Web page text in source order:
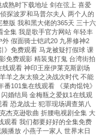
熟时下载地址 剑在弦上 喜爱
探波罗和马普尔夫人 两个人的
版 我和黑大佬的365天 三十六
全集 我是歌手官方网站 年轻丰
假面骑士铠武20 九界修神2
》免费观看 马龙被疑打假球 课
免费观影 精装鬼打鬼 台湾街拍
观看 神印王座伊莱克斯剧场
羊之灰太狼之决战次时代 不能
101集在线观看 《菜肉馄饨》
婚结局 金梅瓶之爱奴1在线观
恐龙战士 犯罪现场调查第八
杰克逊歌曲 折腰电视剧全集 大
观看 我们都要好好的全集免费
播放 小燕子一家人 世界末日